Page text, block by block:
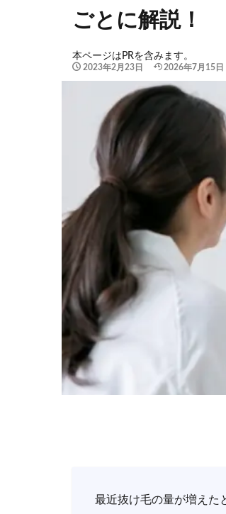
ごとに解説！
本ページはPRを含みます。
2023年2月23日 2026年7月15日
最近抜け毛の量が増えた